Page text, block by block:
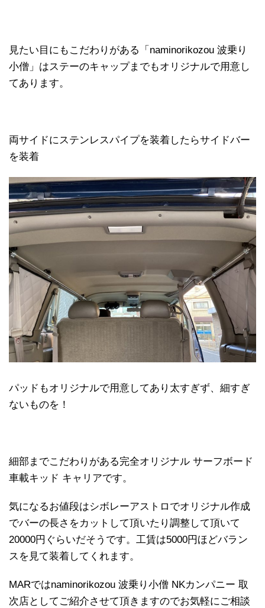
見たい目にもこだわりがある「naminorikozou 波乗り
小僧」はステーのキャップまでもオリジナルで用意し
てあります。
両サイドにステンレスパイプを装着したらサイドバー
を装着
パッドもオリジナルで用意してあり太すぎず、細すぎ
ないものを！
細部までこだわりがある完全オリジナル サーフボード
車載キッド キャリアです。
気になるお値段はシボレーアストロでオリジナル作成
でバーの長さをカットして頂いたり調整して頂いて
20000円ぐらいだそうです。工賃は5000円ほどバラン
スを見て装着してくれます。
MARではnaminorikozou 波乗り小僧 NKカンパニー 取
次店としてご紹介させて頂きますのでお気軽にご相談